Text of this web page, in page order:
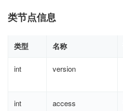
类节点信息
类型 名称
int version
int access